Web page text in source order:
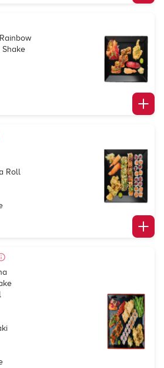
Shake
Roll